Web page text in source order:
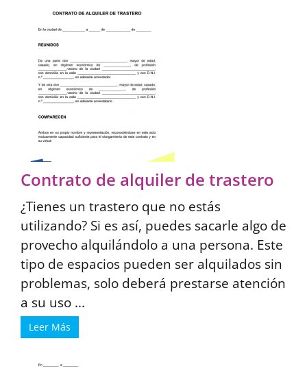
Contrato de alquiler de trastero
¿Tienes un trastero que no estás
utilizando? Si es así, puedes sacarle algo de
provecho alquilándolo a una persona. Este
tipo de espacios pueden ser alquilados sin
problemas, solo deberá prestarse atención
a su uso ...
Leer Más